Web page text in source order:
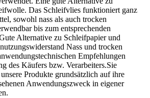
Das Schleifvlies funktioniert ganz
sowohl nass als auch trocken
bis zum entsprechenden
Alternative zu Schleifpapier und
Nass und trocken
Empfehlungen
des Käufers bzw. Verarbeiters.Sie
Produkte grundsätzlich auf ihre
Anwendungszweck in eigener